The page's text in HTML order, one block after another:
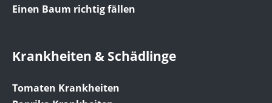
Einen Baum richtig fällen
Krankheiten & Schädlinge
Tomaten Krankheiten